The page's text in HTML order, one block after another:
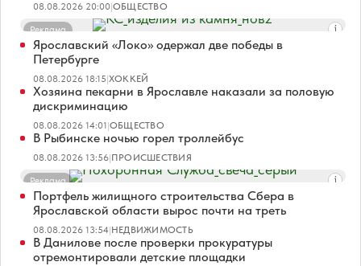
08.08.2026 20:00|ОБЩЕСТВО
Реклама
Ярославский «Локо» одержал две победы в
Петербурге
08.08.2026 18:15|ХОККЕЙ
Хозяина пекарни в Ярославле наказали за половую
дискриминацию
08.08.2026 14:01|ОБЩЕСТВО
В Рыбинске ночью горел троллейбус
08.08.2026 13:56|ПРОИСШЕСТВИЯ
Реклама
Портфель жилищного строительства Сбера в
Ярославской области вырос почти на треть
08.08.2026 13:54|НЕДВИЖИМОСТЬ
В Данилове после проверки прокуратуры
отремонтировали детские площадки